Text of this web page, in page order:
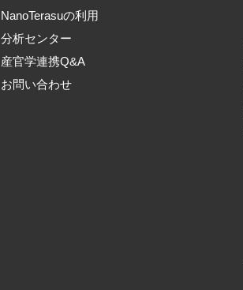
NanoTerasuの利用
分析センター
産官学連携Q&A
お問い合わせ